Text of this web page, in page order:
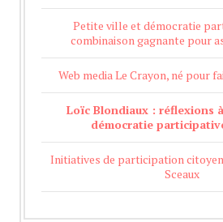
Petite ville et démocratie
combinaison gagnante pour
Web media Le Crayon, né pour
Loïc Blondiaux : réflexions
démocratie
Initiatives de participation
Sceaux